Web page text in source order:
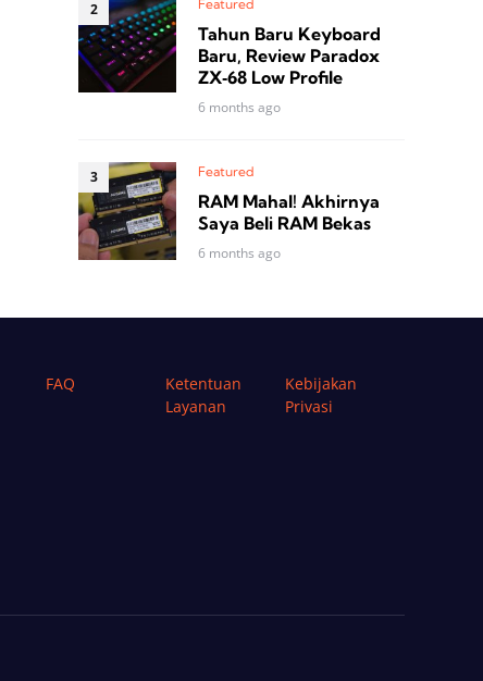
Featured
Tahun Baru Keyboard
Baru, Review Paradox
ZX‑68 Low Profile
6 months ago
Featured
RAM Mahal! Akhirnya
Saya Beli RAM Bekas
6 months ago
FAQ
Ketentuan
Layanan
Kebijakan
Privasi